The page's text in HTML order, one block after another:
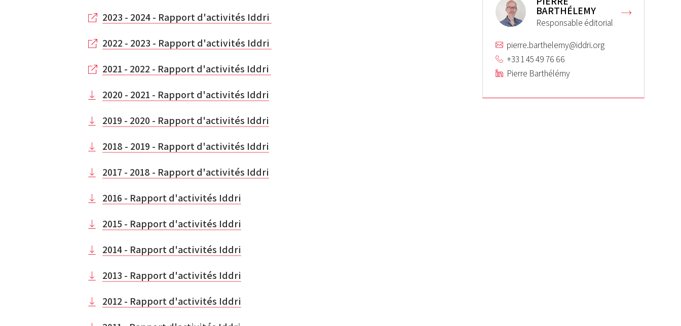
2023 - 2024 - Rapport d'activités Iddri
2022 - 2023 - Rapport d'activités Iddri
2021 - 2022 - Rapport d'activités Iddri
2020 - 2021 - Rapport d'activités Iddri
2019 - 2020 - Rapport d'activités Iddri
2018 - 2019 - Rapport d'activités Iddri
2017 - 2018 - Rapport d'activités Iddri
2016 - Rapport d'activités Iddri
2015 - Rapport d'activités Iddri
2014 - Rapport d'activités Iddri
2013 - Rapport d'activités Iddri
2012 - Rapport d'activités Iddri
BARTHÉLEMY
Responsable éditorial
pierre.barthelemy@iddri.org
+33 1 45 49 76 66
Pierre Barthélémy